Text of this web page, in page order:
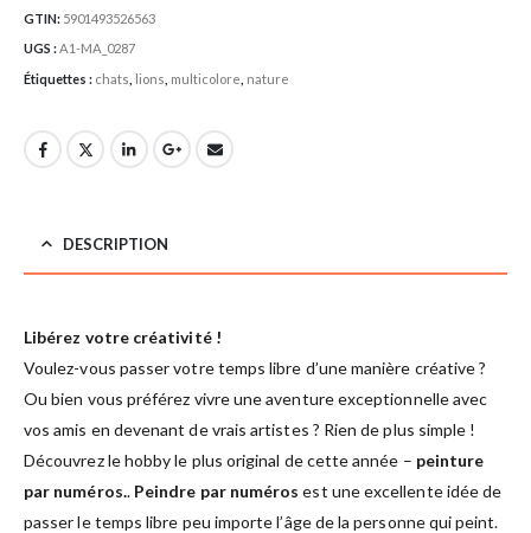
GTIN: 5901493526563
UGS :A1-MA_0287
Étiquettes : chats lions multicolore nature
DESCRIPTION
Libérez votre créativité !
Voulez-vous passer votre temps libre d’une manière créative ?
Ou bien vous préférez vivre une aventure exceptionnelle avec
vos amis en devenant de vrais artistes ? Rien de plus simple !
Découvrez le hobby le plus original de cette année – peinture
par numéros.. Peindre par numéros est une excellente idée de
passer le temps libre peu importe l’âge de la personne qui peint.